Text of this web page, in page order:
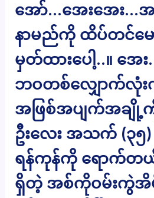
အော်…အေးအေး…အ
နာမည်ကို ထိပ်တင်မေ
မှတ်ထားပေါ့..။ အေ
ဘဝတစ်လျှောက်လုံ
အဖြစ်အပျက်အချို့ကို
ဦးလေး အသက် (၃
ရန်ကုန်ကို ရောက်တ
ရှိတဲ့ အစ်ကိုဝမ်းကွဲအိမ်